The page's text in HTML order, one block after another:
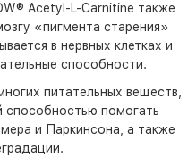
Acetyl-L-Carnitine также
«пигмента старения»
в нервных клетках и
способности.
питательных веществ,
помогать
и Паркинсона, а также